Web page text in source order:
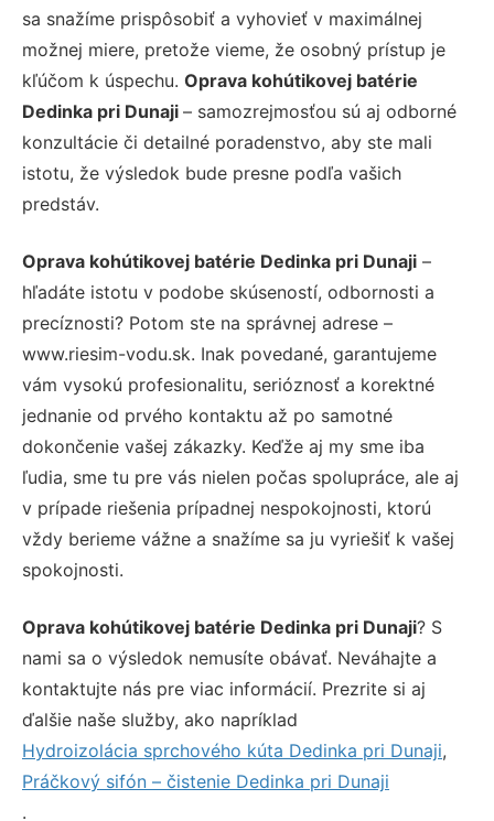
sa snažíme prispôsobiť a vyhovieť v maximálnej
možnej miere, pretože vieme, že osobný prístup je
kľúčom k úspechu. Oprava kohútikovej batérie
Dedinka pri Dunaji – samozrejmosťou sú aj odborné
konzultácie či detailné poradenstvo, aby ste mali
istotu, že výsledok bude presne podľa vašich
predstáv.
Oprava kohútikovej batérie Dedinka pri Dunaji –
hľadáte istotu v podobe skúseností, odbornosti a
precíznosti? Potom ste na správnej adrese –
www.riesim-vodu.sk. Inak povedané, garantujeme
vám vysokú profesionalitu, serióznosť a korektné
jednanie od prvého kontaktu až po samotné
dokončenie vašej zákazky. Keďže aj my sme iba
ľudia, sme tu pre vás nielen počas spolupráce, ale aj
v prípade riešenia prípadnej nespokojnosti, ktorú
vždy berieme vážne a snažíme sa ju vyriešiť k vašej
spokojnosti.
Oprava kohútikovej batérie Dedinka pri Dunaji? S
nami sa o výsledok nemusíte obávať. Neváhajte a
kontaktujte nás pre viac informácií. Prezrite si aj
ďalšie naše služby, ako napríklad
Hydroizolácia sprchového kúta Dedinka pri Dunaji,
Práčkový sifón – čistenie Dedinka pri Dunaji
.